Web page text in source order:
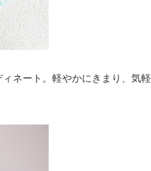
ィネート。軽やかにきまり、気